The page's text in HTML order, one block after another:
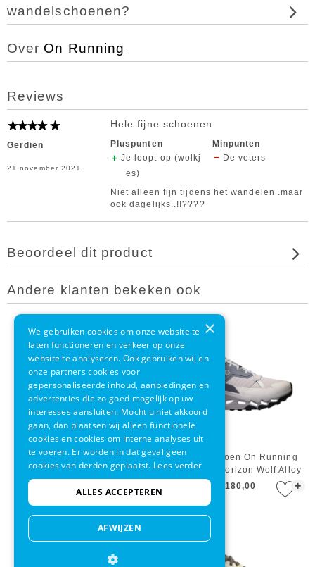
wandelschoenen?
Over On Running
Reviews
Gerdien
21 november 2021
Hele fijne schoenen
Pluspunten
Je loopt op (wolkj
es)
Minpunten
De veters
Niet alleen fijn tijdens het wandelen .maar
ook dagelijks..!!????
Beoordeel dit product
Andere klanten bekeken ook
Wandelschoen Keen Men
Zionic Wp Dark Forest Black
+
Wandelschoen On Running
Men Cloudhorizon Wolf Alloy
€ 180,00
×
We gebruiken cookies om onze website te
laten functioneren en verkeer op onze
website te analyseren. Ook gebruiken wij en
onze partners cookies voor
gepersonaliseerde inhoud, aanbiedingen en
advertenties die zo goed mogelijk op uw
interesses aansluiten. Mocht u niet akkoord
gaan, dan plaatsen wij alleen functionele
cookies en cookies om interne analyses uit
te voeren. Er worden in dat geval geen
cookies van derden geplaatst. Lees verder
ALLES ACCEPTEREN
AFWIJZEN